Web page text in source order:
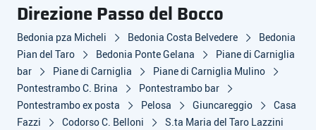
Direzione Passo del Bocco
Bedonia pza Micheli Bedonia Costa Belvedere
Bedonia
Pian del Taro
Bedonia Ponte Gelana
Piane di Carniglia
bar
Piane di Carniglia
Piane di Carniglia Mulino
Pontestrambo C. Brina
Pontestrambo bar
Pontestrambo ex posta
Pelosa Giuncareggio
Casa
Fazzi
Codorso C. Belloni
S.ta Maria del Taro Lazzini